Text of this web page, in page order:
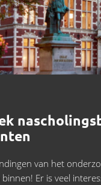
van het
Er is veel